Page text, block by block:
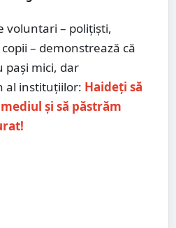
voluntari – polițiști,
– demonstrează că
pași mici, dar
al instituțiilor: Haideți să
și să păstrăm